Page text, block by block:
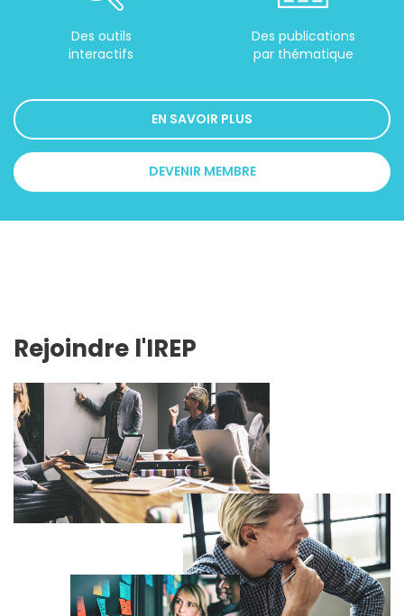
Des outils
interactifs
Des publications
par thématique
EN SAVOIR PLUS
DEVENIR MEMBRE
Rejoindre l'IREP